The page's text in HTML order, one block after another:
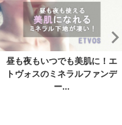
昼も夜もいつでも美肌に！エ
トヴォスのミネラルファンデ
ー...